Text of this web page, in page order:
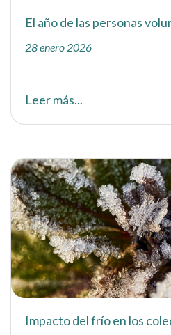
El año de las personas
28 enero 2026
Leer más...
Impacto del frío en los